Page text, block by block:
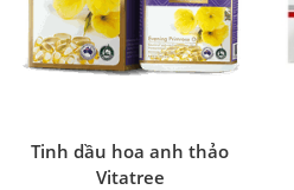
Tinh dầu hoa anh thảo
Vitatree